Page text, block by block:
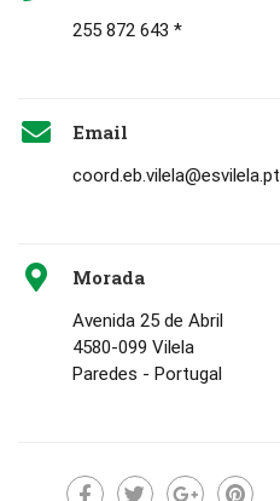
255 872 643 *
Email
coord.eb.vilela@esvilela.pt
Morada
Avenida 25 de Abril
4580-099 Vilela
Paredes - Portugal